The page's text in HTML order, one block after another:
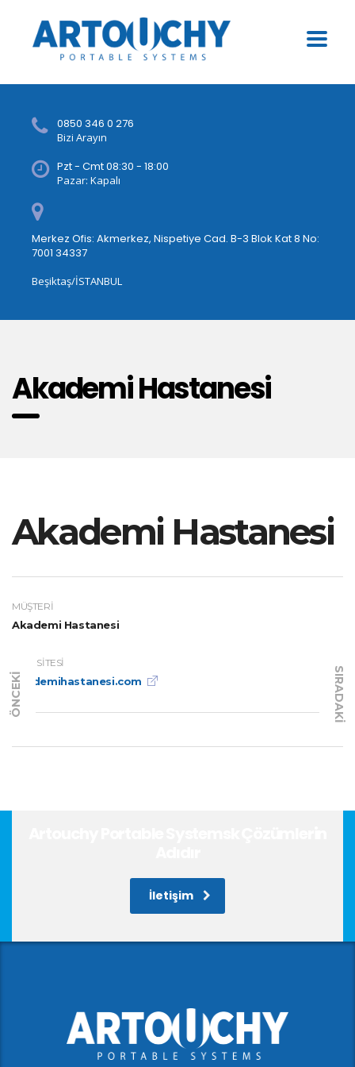
0850 346 0 276
Bizi Arayın
Pzt - Cmt 08:30 - 18:00
Pazar: Kapalı
Merkez Ofis: Akmerkez, Nispetiye Cad. B-3 Blok Kat 8 No:
7001 34337
Beşiktaş/İSTANBUL
Akademi Hastanesi
Akademi Hastanesi
MÜŞTERI
Akademi Hastanesi
WEB SITESI
akademihastanesi.com
ÖNCEKI SIRADAKI
İletişim